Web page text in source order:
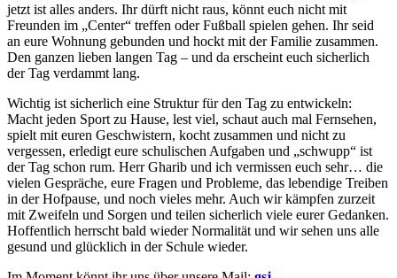
jetzt ist alles anders. Ihr dürft nicht raus, könnt euch nicht mit
Freunden im „Center“ treffen oder Fußball spielen gehen. Ihr seid
an eure Wohnung gebunden und hockt mit der Familie zusammen.
Den ganzen lieben langen Tag – und da erscheint euch sicherlich
der Tag verdammt lang.
Wichtig ist sicherlich eine Struktur für den Tag zu entwickeln:
Macht jeden Sport zu Hause, lest viel, schaut auch mal Fernsehen,
spielt mit euren Geschwistern, kocht zusammen und nicht zu
vergessen, erledigt eure schulischen Aufgaben und „schwupp“ ist
der Tag schon rum. Herr Gharib und ich vermissen euch sehr… die
vielen Gespräche, eure Fragen und Probleme, das lebendige Treiben
in der Hofpause, und noch vieles mehr. Auch wir kämpfen zurzeit
mit Zweifeln und Sorgen und teilen sicherlich viele eurer Gedanken.
Hoffentlich herrscht bald wieder Normalität und wir sehen uns alle
gesund und glücklich in der Schule wieder.